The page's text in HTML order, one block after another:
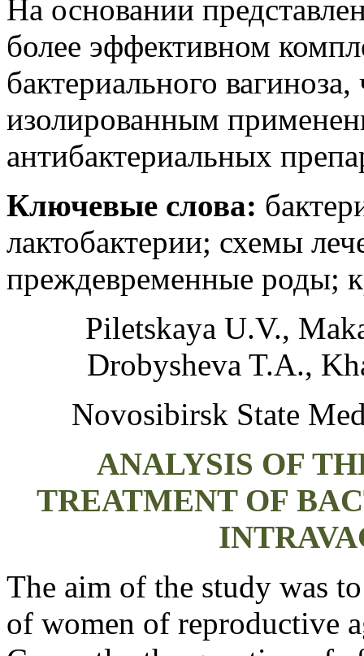
На основании
более эффективном
бактериального
изолированным
антибактериальных
Ключевые слова:
лактобактерии; схемы
преждевременные роды;
Piletskaya U.V.,
Drobysheva T.A.,
Novosibirsk State
ANALYSIS OF
TREATMENT OF
The aim of the study was
of women of reproductive